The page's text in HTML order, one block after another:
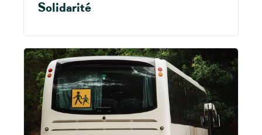
Solidarité